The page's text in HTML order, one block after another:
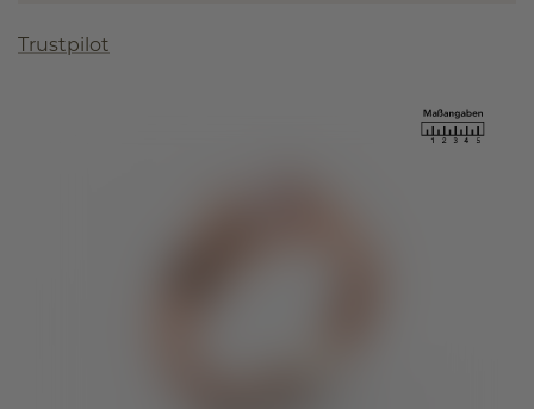
Trustpilot